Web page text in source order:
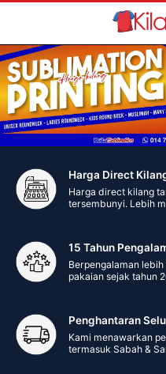
Harga Direct
Harga direct kilang
tersembunyi. Lebih
15 Tahun
Berpengalaman
pakaian sejak tahun
Penghantaran
Kami menawarkan
termasuk Sabah &